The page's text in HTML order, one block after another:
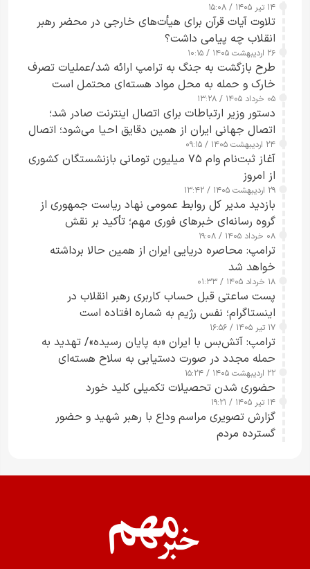
۱۴ تیر ۱۴۰۵ / ۱۵:۰۸
تلاوت آیات قرآن برای هیأت‌های خارجی در محضر رهبر
انقلاب چه پیامی داشت؟
۲۶ اردیبهشت ۱۴۰۵ / ۱۰:۱۵
طرح‌ بازگشت به جنگ به ترامپ ارائه شد/عملیات تصرف
خارک و حمله به محل مواد هسته‌ای محتمل است
۰۵ خرداد ۱۴۰۵ / ۱۳:۲۸
دستور وزیر ارتباطات برای اتصال اینترنت صادر شد؛
اتصال جهانی ایران از همین دقایق احیا می‌شود؛ اتصال
کامل مردم تا ۲۴ ساعت آینده
۲۴ اردیبهشت ۱۴۰۵ / ۰۹:۱۵
آغاز ثبت‌نام وام ۷۵ میلیون تومانی بازنشستگان کشوری
از امروز
۲۹ اردیبهشت ۱۴۰۵ / ۱۳:۴۲
بازدید مدیر کل روابط عمومی نهاد ریاست جمهوری از
گروه رسانه‌ای خبرهای فوری مهم؛ تأکید بر نقش
رسانه‌های هوشمند و مسئول در ارتقای آگاهی عمومی
۰۸ خرداد ۱۴۰۵ / ۱۹:۰۸
ترامپ: محاصره دریایی ایران از همین حالا برداشته
خواهد شد
۱۸ خرداد ۱۴۰۵ / ۰۱:۳۳
پست ساعتی قبل حساب کاربری رهبر انقلاب در
اینستاگرام؛ نفس رژیم به شماره افتاده است​
۱۷ تیر ۱۴۰۵ / ۱۶:۵۶
ترامپ: آتش‌بس با ایران «به پایان رسیده»/ تهدید به
حمله مجدد در صورت دستیابی به سلاح هسته‌ای
۲۲ اردیبهشت ۱۴۰۵ / ۱۵:۲۴
حضوری شدن تحصیلات تکمیلی کلید خورد
۱۴ تیر ۱۴۰۵ / ۱۹:۲۱
گزارش تصویری مراسم وداع با رهبر شهید و حضور
گسترده مردم